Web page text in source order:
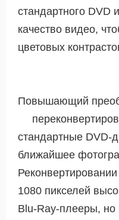
стандартного DVD
качество видео,
цветовых
Повышающий
стандартные DVD-
ближайшее
1080 пикселей
Blu-Ray-плееры, но